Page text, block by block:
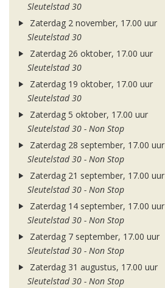
Sleutelstad 30
Zaterdag 2 november, 17.00 uur
Sleutelstad 30
Zaterdag 26 oktober, 17.00 uur
Sleutelstad 30
Zaterdag 19 oktober, 17.00 uur
Sleutelstad 30
Zaterdag 5 oktober, 17.00 uur
Sleutelstad 30 - Non Stop
Zaterdag 28 september, 17.00 uur
Sleutelstad 30 - Non Stop
Zaterdag 21 september, 17.00 uur
Sleutelstad 30 - Non Stop
Zaterdag 14 september, 17.00 uur
Sleutelstad 30 - Non Stop
Zaterdag 7 september, 17.00 uur
Sleutelstad 30 - Non Stop
Zaterdag 31 augustus, 17.00 uur
Sleutelstad 30 - Non Stop